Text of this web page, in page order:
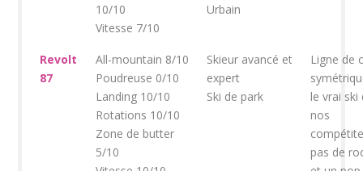
10/10
Vitesse 7/10
Urbain
Revolt
87
All-mountain 8/10
Poudreuse 0/10
Landing 10/10
Rotations 10/10
Zone de butter
5/10
Skieur avancé et
expert
Ski de park
Ligne de
le vrai ski
nos
pas de